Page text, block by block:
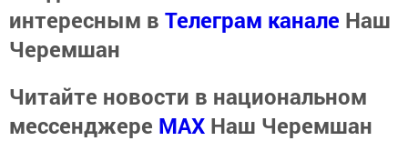
интересным в Телеграм канале Наш
Черемшан
Читайте новости в национальном
мессенджере MАХ Наш Черемшан